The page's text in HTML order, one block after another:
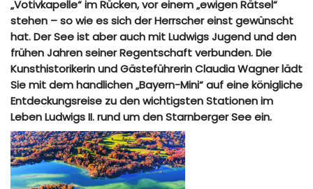
„Votivkapelle“ im Rücken, vor einem „ewigen Rätsel“
stehen – so wie es sich der Herrscher einst gewünscht
hat. Der See ist aber auch mit Ludwigs Jugend und den
frühen Jahren seiner Regentschaft verbunden. Die
Kunsthistorikerin und Gästeführerin Claudia Wagner lädt
Sie mit dem handlichen „Bayern-Mini“ auf eine königliche
Entdeckungsreise zu den wichtigsten Stationen im
Leben Ludwigs II. rund um den Starnberger See ein.